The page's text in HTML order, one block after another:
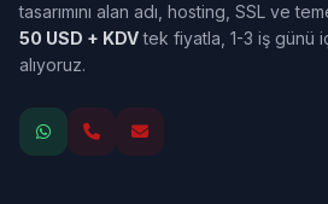
tasarımını alan adı, hosting, SSL ve
50 USD + KDVtek fiyatla, 1-3 iş günü
alıyoruz.